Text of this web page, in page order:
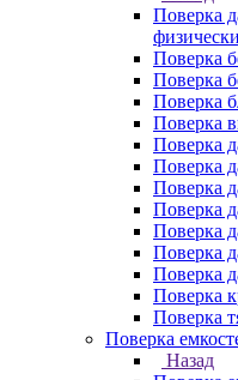
Поверка
Поверка
Поверка
Поверка
Поверка
Поверка
Поверка
Поверка
Поверка
Поверка
Поверка
Поверка
Поверка
Поверка
Поверка
Назад